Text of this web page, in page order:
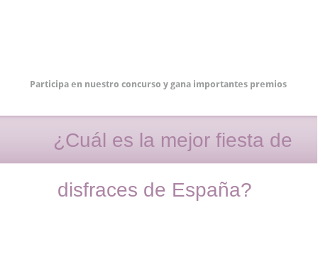
Participa en nuestro concurso y gana importantes premios
¿Cuál es la mejor fiesta de
disfraces de España?